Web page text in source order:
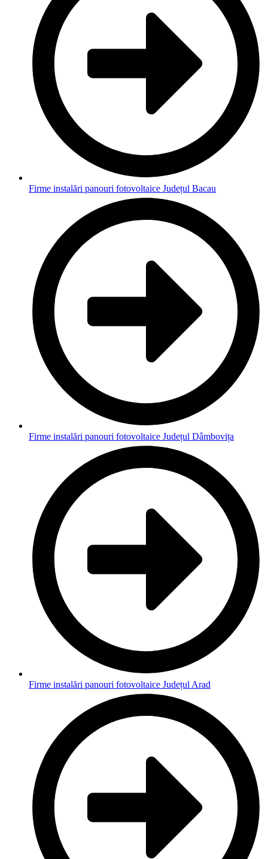
Firme instalări panouri fotovoltaice Județul Bacau
Firme instalări panouri fotovoltaice Județul Dâmbovița
Firme instalări panouri fotovoltaice Județul Arad